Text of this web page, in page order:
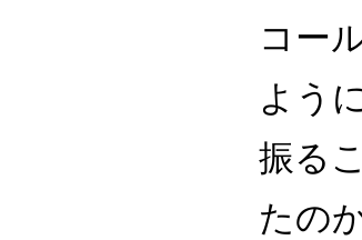
コー
よう
振る
たの